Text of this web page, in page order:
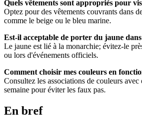
Quels vêtements sont appropriés pour
Optez pour des vêtements couvrants dans
comme le beige ou le bleu marine.
Est-il acceptable de porter du jaune
Le jaune est lié à la monarchie; évitez-le
ou lors d'événements officiels.
Comment choisir mes couleurs en
Consultez les associations de couleurs avec
semaine pour éviter les faux pas.
En bref